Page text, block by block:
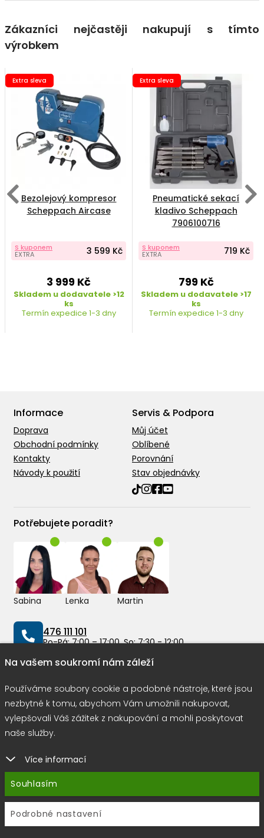
Zákazníci nejčastěji nakupují s tímto
výrobkem
Extra sleva
Bezolejový kompresor
Scheppach Aircase
S kuponem
EXTRA 3 599 Kč
3 999 Kč
Skladem u dodavatele >12
ks
Termín expedice 1-3 dny
Extra sleva
Pneumatické sekací
kladivo Scheppach
7906100716
S kuponem
EXTRA 719 Kč
799 Kč
Skladem u dodavatele >17
ks
Termín expedice 1-3 dny
Informace
Doprava
Obchodní podmínky
Kontakty
Návody k použití
Servis & Podpora
Můj účet
Oblíbené
Porovnání
Stav objednávky
Potřebujete poradit?
Sabina Lenka Martin
476 111 101
Po-Pá: 7:00 – 17:00, So: 7:30 - 12:00
Možnosti dopravy
Rychlá a bezpečná platba
Copyright © 2026 |E-shop JEDNIČKY|MarketingDOKTOR
Na vašem soukromí nám záleží
Používáme soubory cookie a podobné nástroje, které jsou
nezbytné k tomu, abychom Vám umožnili nakupovat,
vylepšovali Váš zážitek z nakupování a mohli poskytovat
naše služby.
Více informací
Souhlasím
Podrobné nastavení